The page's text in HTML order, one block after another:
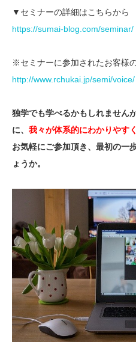
▼セミナーの詳細はこちらから
https://sumai-blog.com/seminar/
※セミナーに参加されたお客様
http://www.rchukai.jp/semi/voice/
独学でも学べるかもしれません
に、 我々が体系的にわかりやす
お気軽にご参加頂き、最初の一
ょうか。